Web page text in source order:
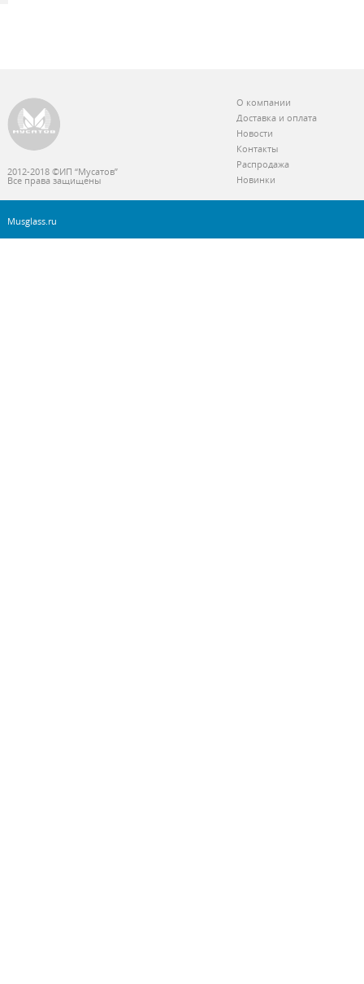
2012-2018 ©ИП “Мусатов”
Все права защищены
О компании
Доставка и оплата
Новости
Контакты
Распродажа
Новинки
Musglass.ru